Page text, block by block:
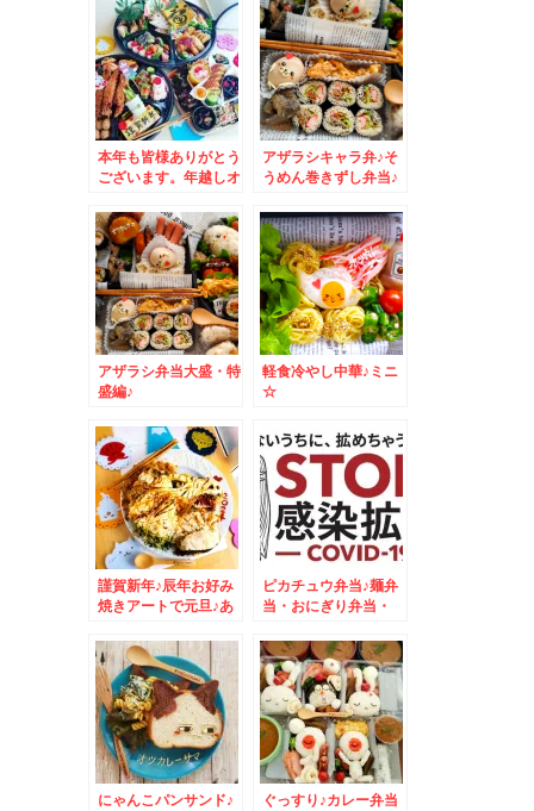
本年も皆様ありがとう
ございます。年越しオ
アザラシキャラ弁♪そ
うめん巻きずし弁当♪
アザラシ弁当大盛・特
盛編♪
軽食冷やし中華♪ミニ
☆
謹賀新年♪辰年お好み
焼きアートで元旦♪あ
ざいます！！
ピカチュウ弁当♪麺弁
当・おにぎり弁当・
色々
にゃんこパンサンド♪
ぐっすり♪カレー弁当